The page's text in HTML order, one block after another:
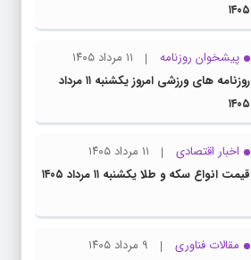
۱۴۰۵
پیشخوان روزنامه
۱۱ مرداد ۱۴۰۵
روزنامه های ورزشی امروز یکشنبه ۱۱ مرداد
۱۴۰۵
اخبار اقتصادی
۱۱ مرداد ۱۴۰۵
قیمت انواع سکه و طلا یکشنبه ۱۱ مرداد ۱۴۰۵
مقالات فناوری
۹ مرداد ۱۴۰۵